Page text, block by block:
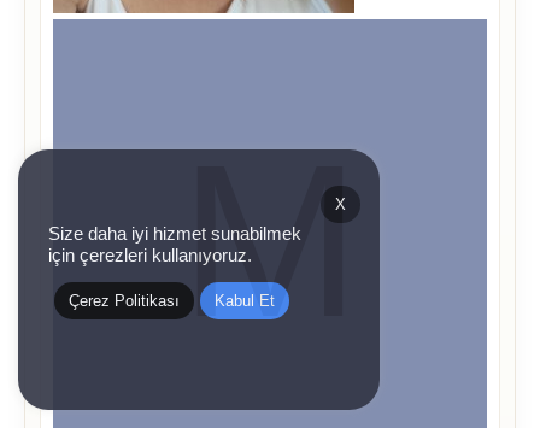
X
Size daha iyi hizmet sunabilmek
için çerezleri kullanıyoruz.
Çerez Politikası Kabul Et